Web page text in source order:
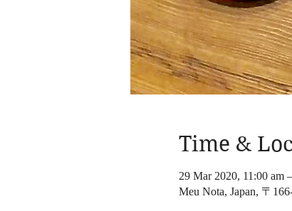
Time &
29 Mar 2020, 11:00 am
Meu Nota, Japan, 〒